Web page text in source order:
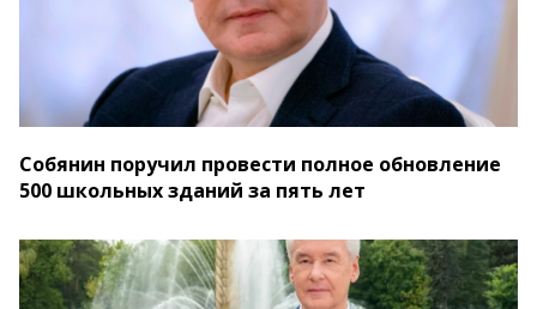
Собянин поручил провести полное обновление
500 школьных зданий за пять лет